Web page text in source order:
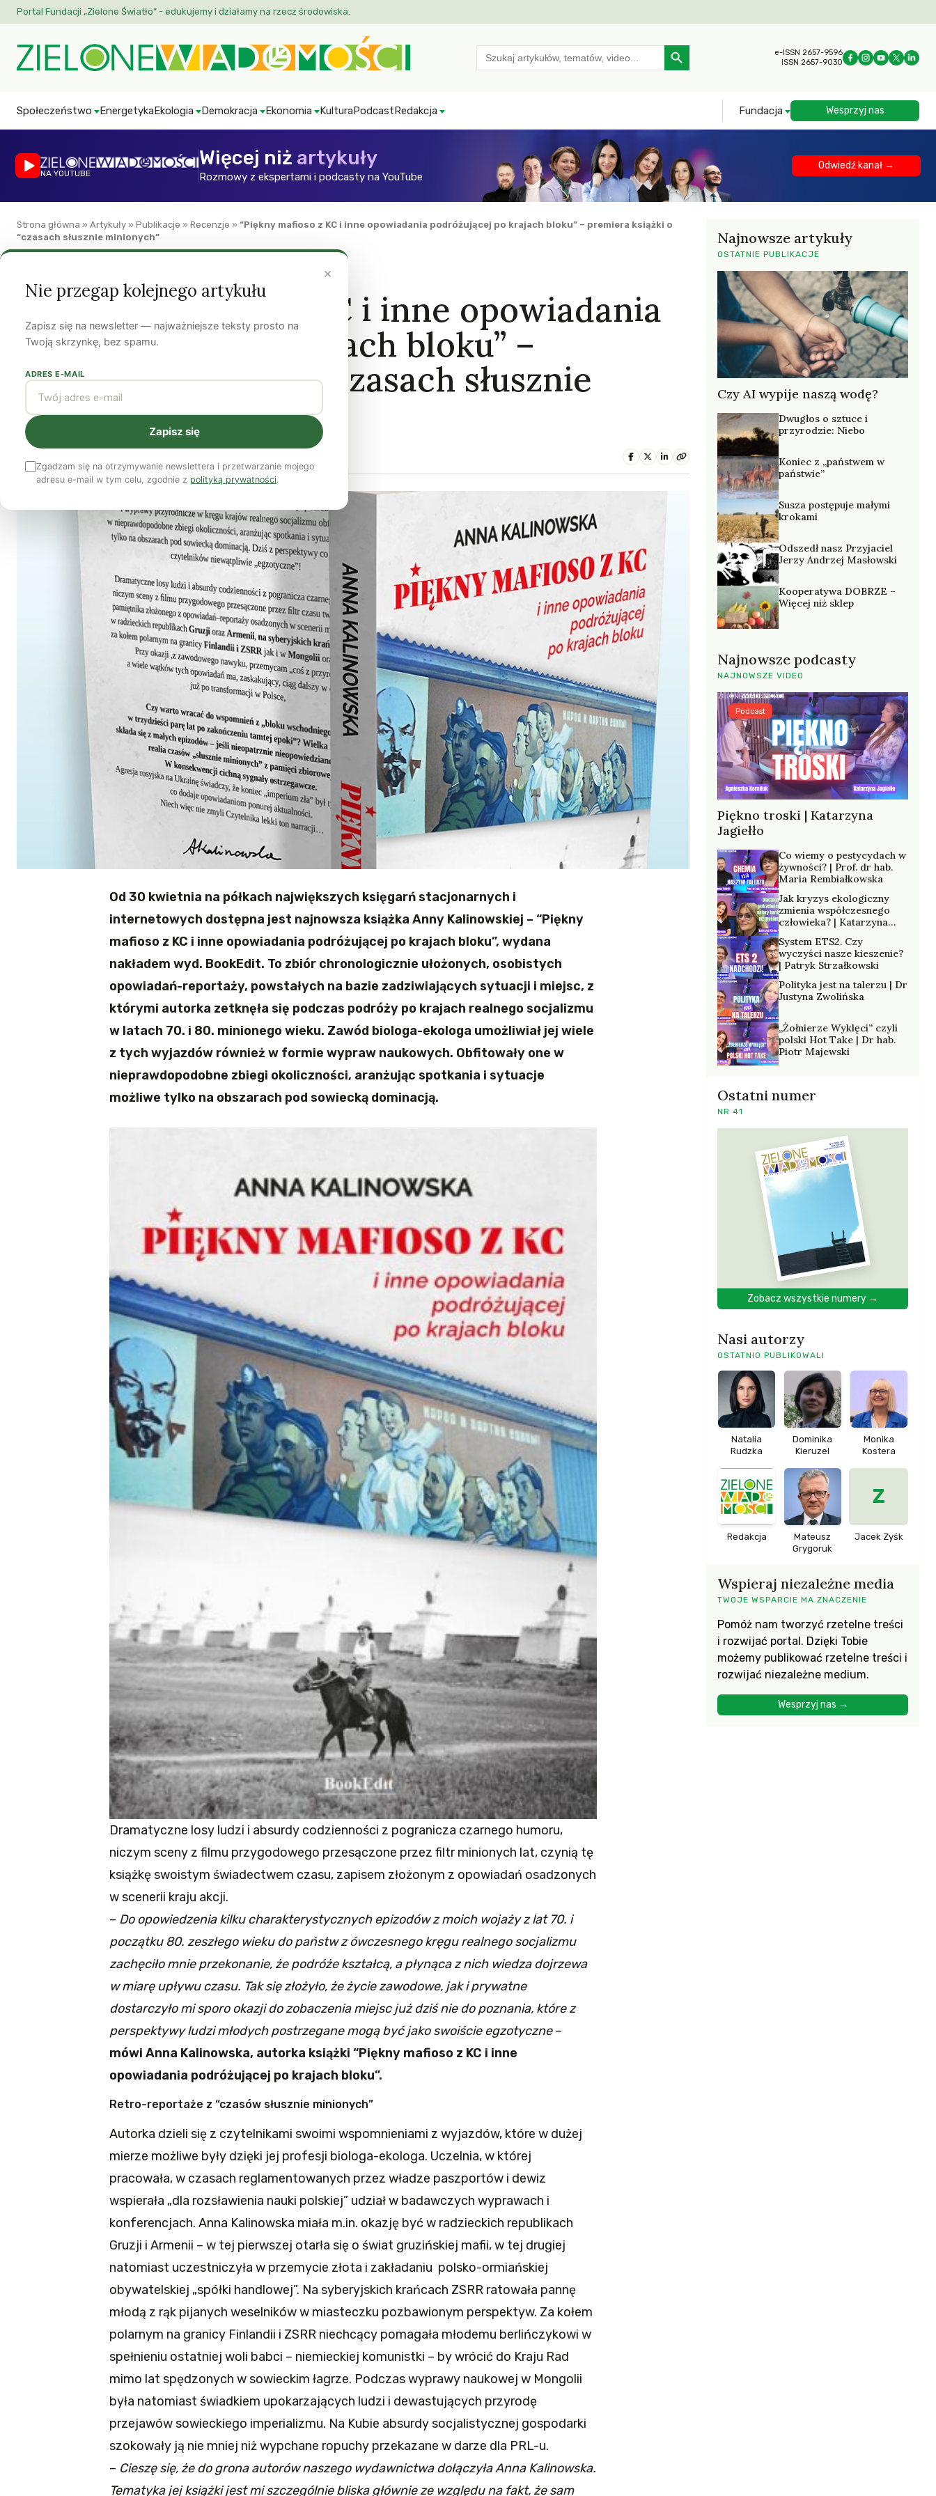
Portal Fundacji „Zielone Światło” - edukujemy i działamy na rzecz środowiska.
Search
for:
Search Button
e-ISSN 2657-9596
ISSN 2657-9030
Społeczeństwo EnergetykaEkologia Demokracja Ekonomia KulturaPodcastRedakcja Fundacja Wesprzyj nas
NA YOUTUBE
Więcej niż artykuły
Rozmowy z ekspertami i podcasty na YouTube
Odwiedź kanał →
Strona główna » Artykuły » Publikacje » Recenzje » “Piękny mafioso z KC i inne opowiadania podróżującej po krajach bloku” – premiera książki o
“czasach słusznie minionych”
“Piękny mafioso z KC i inne opowiadania
podróżującej po krajach bloku” –
premiera książki o “czasach słusznie
minionych”
Od 30 kwietnia na półkach największych księgarń stacjonarnych i
internetowych dostępna jest najnowsza książka Anny Kalinowskiej – “Piękny
mafioso z KC i inne opowiadania podróżującej po krajach bloku”, wydana
nakładem wyd. BookEdit. To zbiór chronologicznie ułożonych, osobistych
opowiadań-reportaży, powstałych na bazie zadziwiających sytuacji i miejsc, z
którymi autorka zetknęła się podczas podróży po krajach realnego socjalizmu
w latach 70. i 80. minionego wieku. Zawód biologa-ekologa umożliwiał jej wiele
z tych wyjazdów również w formie wypraw naukowych. Obfitowały one w
nieprawdopodobne zbiegi okoliczności, aranżując spotkania i sytuacje
możliwe tylko na obszarach pod sowiecką dominacją.
Dramatyczne losy ludzi i absurdy codzienności z pogranicza czarnego humoru,
niczym sceny z filmu przygodowego przesączone przez filtr minionych lat, czynią tę
książkę swoistym świadectwem czasu, zapisem złożonym z opowiadań osadzonych
w scenerii kraju akcji.
– Do opowiedzenia kilku charakterystycznych epizodów z moich wojaży z lat 70. i
początku 80. zeszłego wieku do państw z ówczesnego kręgu realnego socjalizmu
zachęciło mnie przekonanie, że podróże kształcą, a płynąca z nich wiedza dojrzewa
w miarę upływu czasu. Tak się złożyło, że życie zawodowe, jak i prywatne
dostarczyło mi sporo okazji do zobaczenia miejsc już dziś nie do poznania, które z
perspektywy ludzi młodych postrzegane mogą być jako swoiście egzotyczne–
mówi Anna Kalinowska, autorka książki “Piękny mafioso z KC i inne
opowiadania podróżującej po krajach bloku”.
Retro-reportaże z “czasów słusznie minionych”
Autorka dzieli się z czytelnikami swoimi wspomnieniami z wyjazdów, które w dużej
mierze możliwe były dzięki jej profesji biologa-ekologa. Uczelnia, w której
pracowała, w czasach reglamentowanych przez władze paszportów i dewiz
wspierała „dla rozsławienia nauki polskiej” udział w badawczych wyprawach i
konferencjach. Anna Kalinowska miała m.in. okazję być w radzieckich republikach
Gruzji i Armenii – w tej pierwszej otarła się o świat gruzińskiej mafii, w tej drugiej
natomiast uczestniczyła w przemycie złota i zakładaniu polsko-ormiańskiej
obywatelskiej „spółki handlowej”. Na syberyjskich krańcach ZSRR ratowała pannę
młodą z rąk pijanych weselników w miasteczku pozbawionym perspektyw. Za kołem
polarnym na granicy Finlandii i ZSRR niechcący pomagała młodemu berlińczykowi w
spełnieniu ostatniej woli babci – niemieckiej komunistki – by wrócić do Kraju Rad
mimo lat spędzonych w sowieckim łagrze. Podczas wyprawy naukowej w Mongolii
była natomiast świadkiem upokarzających ludzi i dewastujących przyrodę
przejawów sowieckiego imperializmu. Na Kubie absurdy socjalistycznej gospodarki
szokowały ją nie mniej niż wypchane ropuchy przekazane w darze dla PRL-u.
– Cieszę się, że do grona autorów naszego wydawnictwa dołączyła Anna Kalinowska.
Tematyka jej książki jest mi szczególnie bliska głównie ze względu na fakt, że sam
Najnowsze artykuły
OSTATNIE PUBLIKACJE
Czy AI wypije naszą wodę?
Dwugłos o sztuce i
przyrodzie: Niebo
Koniec z „państwem w
państwie”
Susza postępuje małymi
krokami
Odszedł nasz Przyjaciel
Jerzy Andrzej Masłowski
Kooperatywa DOBRZE –
Więcej niż sklep
Najnowsze podcasty
NAJNOWSZE VIDEO
Piękno troski | Katarzyna
Jagiełło
Podcast
Co wiemy o pestycydach w
żywności? | Prof. dr hab.
Maria Rembiałkowska
Jak kryzys ekologiczny
zmienia współczesnego
człowieka? | Katarzyna
System ETS2. Czy
wyczyści nasze kieszenie?
| Patryk Strzałkowski
Polityka jest na talerzu | Dr
Justyna Zwolińska
„Żołnierze Wyklęci” czyli
polski Hot Take | Dr hab.
Piotr Majewski
Ostatni numer
NR 41
Zobacz wszystkie numery →
Nasi autorzy
OSTATNIO PUBLIKOWALI
Natalia
Rudzka
Dominika
Kieruzel
Monika
Kostera
Redakcja
Mateusz
Grygoruk
Z
Jacek Zyśk
Wspieraj niezależne media
TWOJE WSPARCIE MA ZNACZENIE
Pomóż nam tworzyć rzetelne treści
i rozwijać portal. Dzięki Tobie
możemy publikować rzetelne treści i
rozwijać niezależne medium.
Wesprzyj nas →
×
Nie przegap kolejnego artykułu
Zapisz się na newsletter — najważniejsze teksty prosto na
Twoją skrzynkę, bez spamu.
ADRES E-MAIL
Zapisz się
Zgadzam się na otrzymywanie newslettera i przetwarzanie mojego
adresu e-mail w tym celu, zgodnie z polityką prywatności.